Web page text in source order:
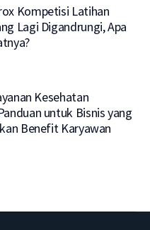
Kompetisi Latihan
Lagi Digandrungi, Apa
Kesehatan
untuk Bisnis yang
Benefit Karyawan